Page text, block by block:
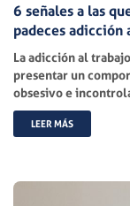
6 señales a las
padeces adicción
La adicción al
presentar un
obsesivo e
LEER MÁS